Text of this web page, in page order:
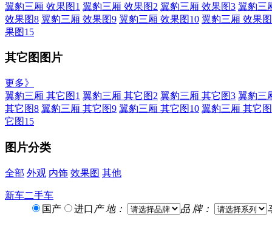
翼豹三厢 效果图1 翼豹三厢 效果图2 翼豹三厢 效果图3 翼豹三
效果图8 翼豹三厢 效果图9 翼豹三厢 效果图10 翼豹三厢 效果
果图15
其它图图片
更多》
翼豹三厢 其它图1 翼豹三厢 其它图2 翼豹三厢 其它图3 翼豹三
其它图8 翼豹三厢 其它图9 翼豹三厢 其它图10 翼豹三厢 其它
它图15
图片分类
全部 外观 内饰 效果图 其他
新车二手车
国产
进口 产 地： 品 牌：